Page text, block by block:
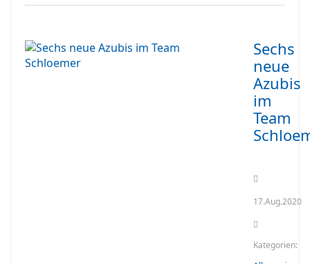
Sechs
neue
Azubis
im
Team
17.Aug.2020
Kategorien: